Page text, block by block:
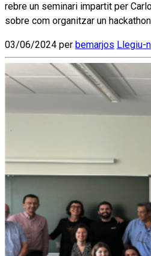
rebre un seminari impartit per
sobre com organitzar un
03/06/2024 per bemarjos Llegiu-